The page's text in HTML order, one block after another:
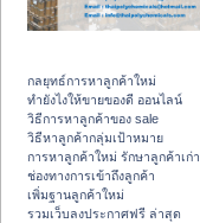
กลยุทธ์การหาลูกค้าใหม่
ทํายังไงให้ขายของดี ออนไลน์
วิธีการหาลูกค้าของ sale
วิธีหาลูกค้ากลุ่มเป้าหมาย
การหาลูกค้าใหม่ รักษาลูกค้าเก่า
ช่องทางการเข้าถึงลูกค้า
เพิ่มฐานลูกค้าใหม่
รวมเว็บลงประกาศฟรี ล่าสุด